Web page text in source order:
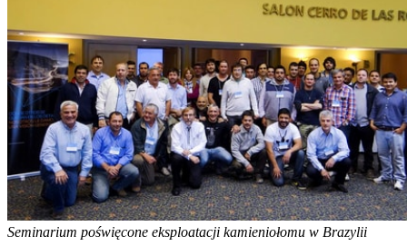
Seminarium poświęcone eksploatacji kamieniołomu w Brazylii